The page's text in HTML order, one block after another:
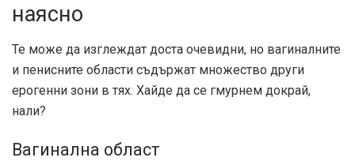
наясно
Те може да изглеждат доста очевидни, но вагиналните
и пенисните области съдържат множество други
ерогенни зони в тях. Хайде да се гмурнем докрай,
нали?
Вагинална област